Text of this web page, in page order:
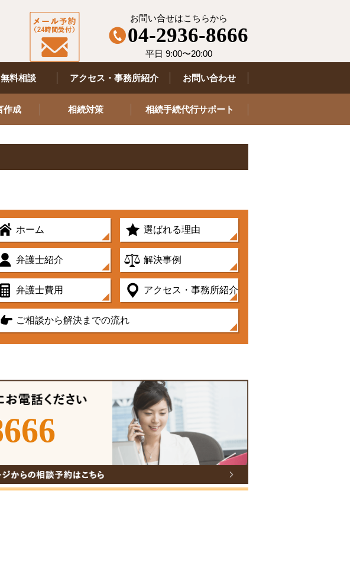
お問い合せはこちらから
04-2936-8666
平日 9:00〜20:00
無料相談 アクセス・事務所紹介 お問い合わせ
作成 相続対策 相続手続代行サポート
ホーム 選ばれる理由
弁護士紹介 解決事例
弁護士費用 アクセス・事務所紹介
ご相談から解決までの流れ